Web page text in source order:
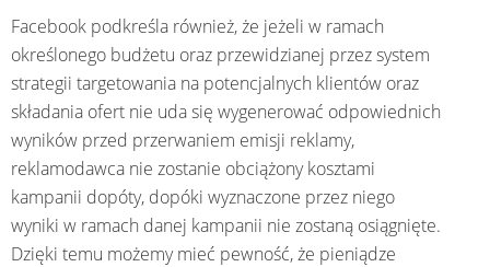
Facebook podkreśla również, że jeżeli w ramach
określonego budżetu oraz przewidzianej przez system
strategii targetowania na potencjalnych klientów oraz
składania ofert nie uda się wygenerować odpowiednich
wyników przed przerwaniem emisji reklamy,
reklamodawca nie zostanie obciążony kosztami
kampanii dopóty, dopóki wyznaczone przez niego
wyniki w ramach danej kampanii nie zostaną osiągnięte.
Dzięki temu możemy mieć pewność, że pieniądze